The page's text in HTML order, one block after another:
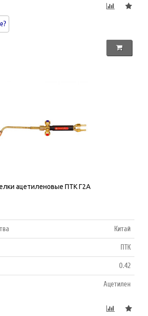
ацетиленовые ПТК Г2А
Китай
ПТК
0.42
Ацетилен